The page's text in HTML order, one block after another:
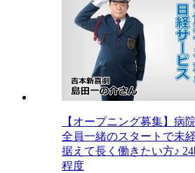
【オープニング募集】病
全員一緒のスタートで未
据えて長く働きたい方♪
程度